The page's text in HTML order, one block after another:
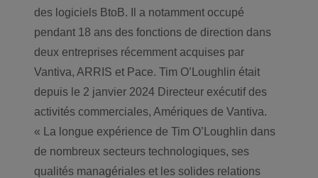
des logiciels BtoB. Il a notamment occupé
pendant 18 ans des fonctions de direction dans
deux entreprises récemment acquises par
Vantiva, ARRIS et Pace. Tim O’Loughlin était
depuis le 2 janvier 2024 Directeur exécutif des
activités commerciales, Amériques de Vantiva.
« La longue expérience de Tim O’Loughlin dans
de nombreux secteurs technologiques, ses
qualités managériales et les solides relations